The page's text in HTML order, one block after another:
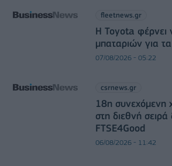
fleetnews.gr
Η Toyota φέρνει
μπαταριών για
07/08/2026 - 05:22
csrnews.gr
18η συνεχόμενη
στη διεθνή σειρά
FTSE4Good
06/08/2026 - 11:42